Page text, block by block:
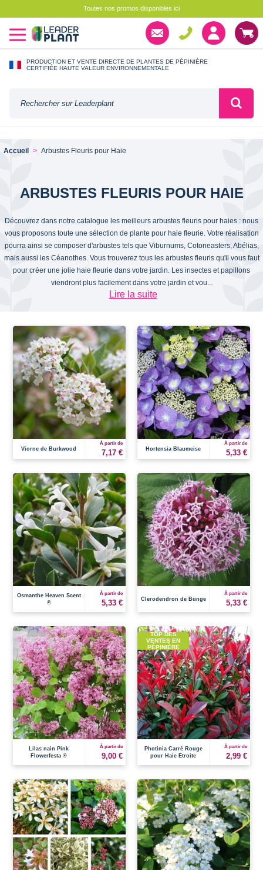
Toutes nos promos disponibles ici
PRODUCTION ET VENTE DIRECTE DE PLANTES DE PÉPINIÈRE
CERTIFIÉE HAUTE VALEUR ENVIRONNEMENTALE
Accueil Arbustes Fleuris pour Haie
ARBUSTES FLEURIS POUR HAIE
Découvrez dans notre catalogue les meilleurs arbustes fleuris pour haies : nous
vous proposons toute une sélection de plante pour haie fleurie. Votre réalisation
pourra ainsi se composer d'arbustes tels que Viburnums, Cotoneasters, Abélias,
mais aussi les Céanothes. Vous trouverez tous les arbustes fleuris qu'il vous faut
pour créer une jolie haie fleurie dans votre jardin. Les insectes et papillons
viendront plus facilement dans votre jardin et vou...
Lire la suite
Viorne de Burkwood
À partir de
7,17 € Hortensia Blaumeise
À partir de
5,33 €
Osmanthe Heaven Scent
®
À partir de
5,33 € Clerodendron de Bunge
À partir de
5,33 €
Lilas nain Pink
Flowerfesta ®
À partir de
9,00 €
TOP DES
VENTES EN
PÉPINIÈRE
Photinia Carré Rouge
pour Haie Etroite
À partir de
2,99 €